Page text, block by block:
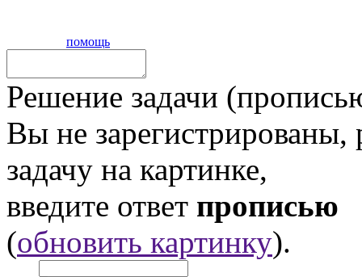
помощь
Решение задачи
Вы не
задачу на картинке,
введите ответ прописью
(обновить картинку).